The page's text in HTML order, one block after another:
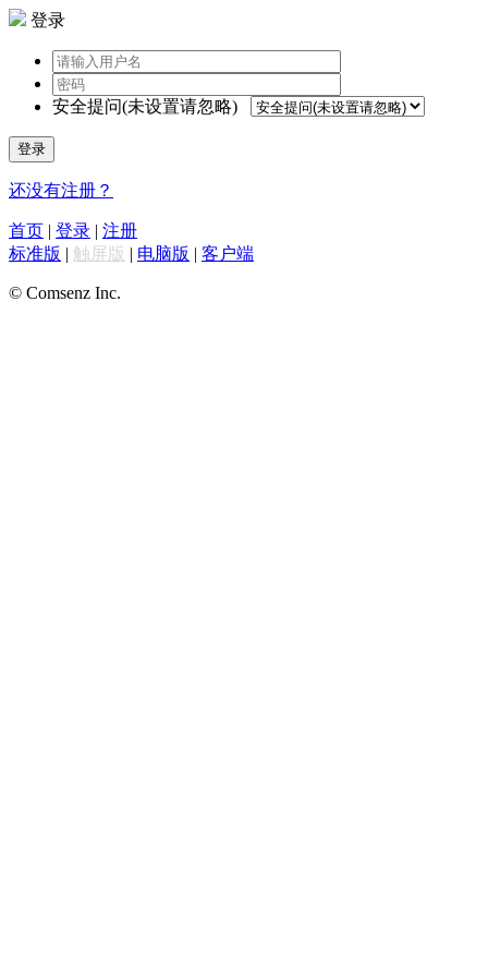
登录
安全提问(未设置请忽略)
登录
还没有注册？
首页 | 登录 | 注册
标准版 | 触屏版 | 电脑版 | 客户端
© Comsenz Inc.